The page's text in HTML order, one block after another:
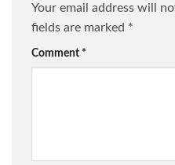
Your email address will
fields are marked *
Comment *